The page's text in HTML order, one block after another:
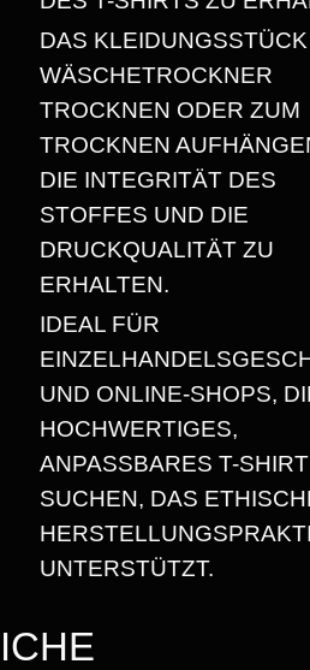
DAS
WÄSCHETROCKNER
TROCKNEN ODER ZUM
TROCKNEN
DIE INTEGRITÄT DES
STOFFES UND DIE
DRUCKQUALITÄT ZU
ERHALTEN.
IDEAL FÜR
UND ONLINE-SHOPS,
HOCHWERTIGES,
ANPASSBARES T-SHIRT
SUCHEN, DAS
UNTERSTÜTZT.